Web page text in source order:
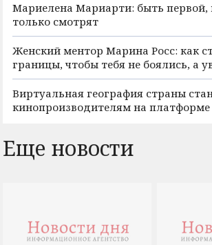
Мариелена Мариарти: быть первой,
только смотрят
Женский ментор Марина Росс: как
границы, чтобы тебя не боялись, а
Виртуальная география страны
кинопроизводителям на
Еще новости